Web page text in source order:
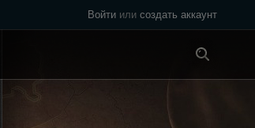
Войти или создать аккаунт